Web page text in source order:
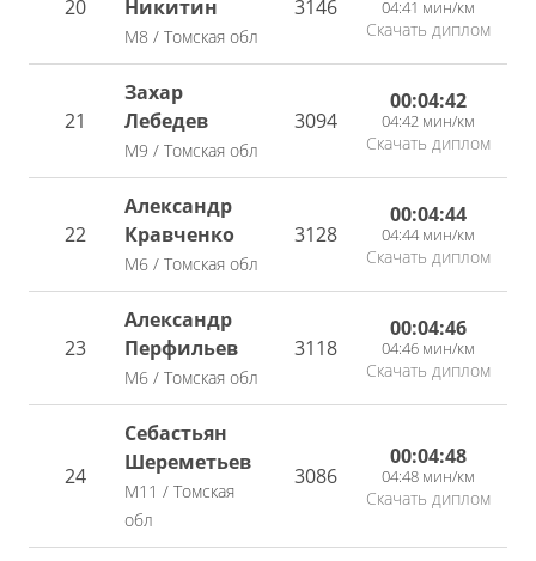
20 Никитин
М8 / Томская обл
3146 04:41 мин/км
Скачать диплом
21
Захар
Лебедев
М9 / Томская обл
3094
00:04:42
04:42 мин/км
Скачать диплом
22
Александр
Кравченко
М6 / Томская обл
3128
00:04:44
04:44 мин/км
Скачать диплом
23
Александр
Перфильев
М6 / Томская обл
3118
00:04:46
04:46 мин/км
Скачать диплом
24
Себастьян
Шереметьев
М11 / Томская
обл
3086
00:04:48
04:48 мин/км
Скачать диплом